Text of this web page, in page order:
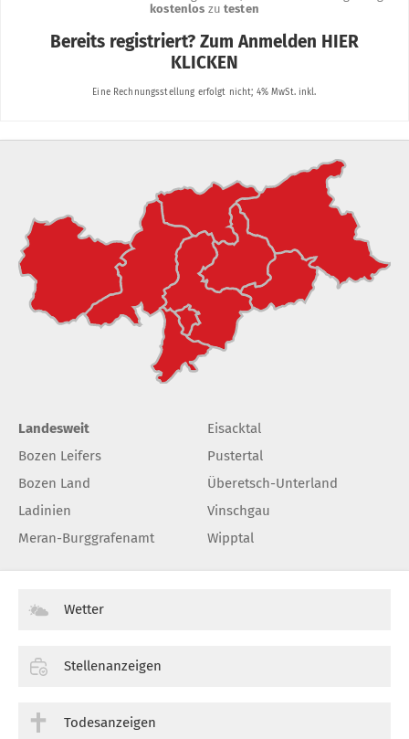
Landesweit
Bozen Leifers
Bozen Land
Ladinien
Meran-Burggrafenamt
Eisacktal
Pustertal
Überetsch-Unterland
Vinschgau
Wipptal
Wetter
Stellenanzeigen
Todesanzeigen